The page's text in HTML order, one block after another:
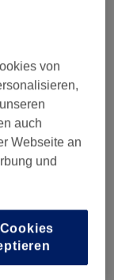
–22:00
sich in
Vielzahl
Klosterstraße
von
auch
Webseite an
und